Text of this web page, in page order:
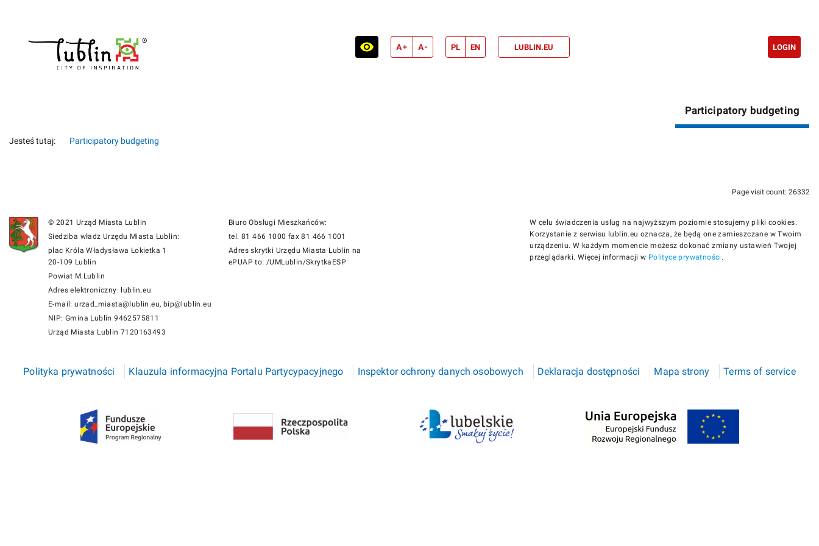
A+ A- PL EN LUBLIN.EU LOGIN
Participatory budgeting
Jesteś tutaj: Participatory budgeting
Page visit count: 26332
© 2021 Urząd Miasta Lublin
Siedziba władz Urzędu Miasta Lublin:
plac Króla Władysława Łokietka 1
20-109 Lublin
Powiat M.Lublin
Adres elektroniczny: lublin.eu
E-mail: urzad_miasta@lublin.eu, bip@lublin.eu
NIP: Gmina Lublin 9462575811
Urząd Miasta Lublin 7120163493
Biuro Obsługi Mieszkańców:
tel. 81 466 1000 fax 81 466 1001
Adres skrytki Urzędu Miasta Lublin na
ePUAP to: /UMLublin/SkrytkaESP
W celu świadczenia usług na najwyższym poziomie stosujemy pliki cookies.
Korzystanie z serwisu lublin.eu oznacza, że będą one zamieszczane w Twoim
urządzeniu. W każdym momencie możesz dokonać zmiany ustawień Twojej
przeglądarki. Więcej informacji w Polityce prywatności .
Polityka prywatności Klauzula informacyjna Portalu Partycypacyjnego Inspektor ochrony danych osobowych Deklaracja dostępności Mapa strony Terms of service